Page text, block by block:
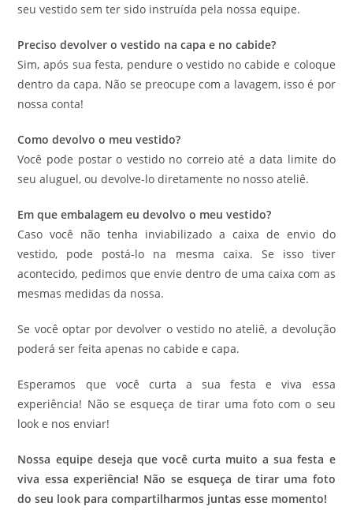
seu vestido sem ter sido instruída pela nossa equipe.
Preciso devolver o vestido na capa e no cabide?
Sim, após sua festa, pendure o vestido no cabide e coloque
dentro da capa. Não se preocupe com a lavagem, isso é por
nossa conta!
Como devolvo o meu vestido?
Você pode postar o vestido no correio até a data limite do
seu aluguel, ou devolve-lo diretamente no nosso ateliê.
Em que embalagem eu devolvo o meu vestido?
Caso você não tenha inviabilizado a caixa de envio do
vestido, pode postá-lo na mesma caixa. Se isso tiver
acontecido, pedimos que envie dentro de uma caixa com as
mesmas medidas da nossa.
Se você optar por devolver o vestido no ateliê, a devolução
poderá ser feita apenas no cabide e capa.
Esperamos que você curta a sua festa e viva essa
experiência! Não se esqueça de tirar uma foto com o seu
look e nos enviar!
Nossa equipe deseja que você curta muito a sua festa e
viva essa experiência! Não se esqueça de tirar uma foto
do seu look para compartilharmos juntas esse momento!